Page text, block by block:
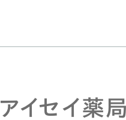
アイセイ薬